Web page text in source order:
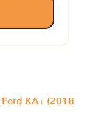
Ford KA+ (2018